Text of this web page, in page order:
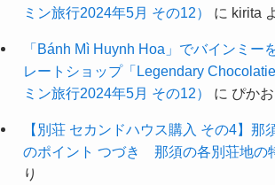
ミン旅行2024年5月 その12）
に kirita
「Bánh Mì Huynh Hoa」でバインミー
レートショップ「Legendary
ミン旅行2024年5月 その12）
に ぴかお
【別荘 セカンドハウス購入 その4】那
のポイント つづき 那須の各別荘地の
り